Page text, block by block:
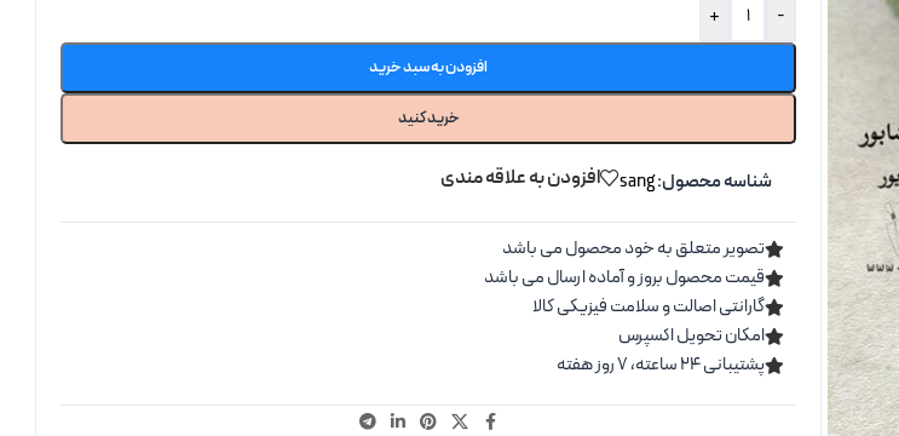
-
+
افزودن به سبد خرید
خرید کنید
شناسه محصول:sang افزودن به علاقه مندی
تصویر متعلق به خود محصول می باشد
قیمت محصول بروز و آماده ارسال می باشد
گارانتی اصالت و سلامت فیزیکی کالا
امکان تحویل اکسپرس
پشتیبانی ۲۴ ساعته، ۷ روز هفته